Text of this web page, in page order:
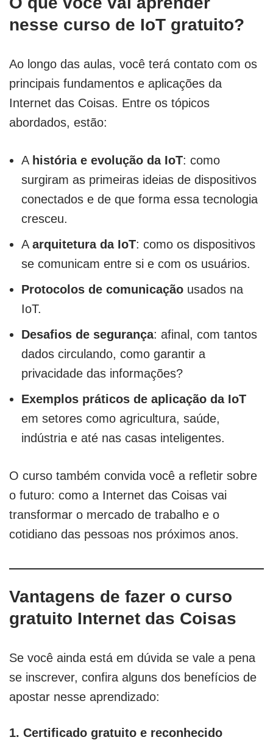
nesse curso de IoT gratuito?
Ao longo das aulas, você terá contato com os
principais fundamentos e aplicações da
Internet das Coisas. Entre os tópicos
abordados, estão:
A história e evolução da IoT: como
surgiram as primeiras ideias de dispositivos
conectados e de que forma essa tecnologia
cresceu.
A arquitetura da IoT: como os dispositivos
se comunicam entre si e com os usuários.
Protocolos de comunicação usados na
IoT.
Desafios de segurança: afinal, com tantos
dados circulando, como garantir a
privacidade das informações?
Exemplos práticos de aplicação da IoT
em setores como agricultura, saúde,
indústria e até nas casas inteligentes.
O curso também convida você a refletir sobre
o futuro: como a Internet das Coisas vai
transformar o mercado de trabalho e o
cotidiano das pessoas nos próximos anos.
Vantagens de fazer o curso
gratuito Internet das Coisas
Se você ainda está em dúvida se vale a pena
se inscrever, confira alguns dos benefícios de
apostar nesse aprendizado:
1. Certificado gratuito e reconhecido